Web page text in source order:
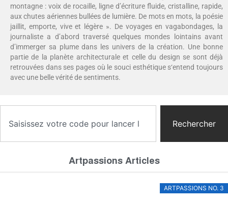
montagne : voix de rocaille, ligne d’écriture fluide, cristalline, rapide,
aux chutes aériennes bullées de lumière. De mots en mots, la poésie
jaillit, emporte, vive et légère ». De voyages en vagabondages, la
journaliste a d’abord traversé quelques mondes lointains avant
d’immerger sa plume dans les univers de la création. Une bonne
partie de la planète architecturale et celle du design se sont déjà
retrouvées dans ses pages où le souci esthétique s‘entend toujours
avec une belle vérité de sentiments.
Rechercher
Artpassions Articles
ARTPASSIONS NO. 3